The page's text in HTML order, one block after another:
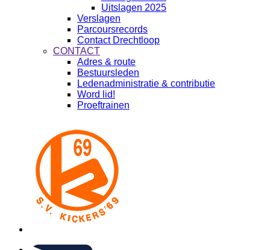
Uitslagen 2025
Verslagen
Parcoursrecords
Contact Drechtloop
CONTACT
Adres & route
Bestuursleden
Ledenadministratie & contributie
Word lid!
Proeftrainen